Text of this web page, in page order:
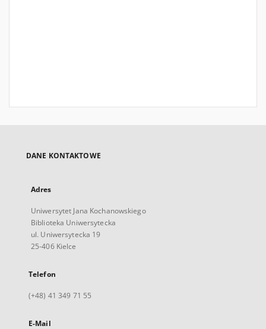
DANE KONTAKTOWE
Adres
Uniwersytet Jana Kochanowskiego
Biblioteka Uniwersytecka
ul. Uniwersytecka 19
25-406 Kielce
Telefon
(+48) 41 349 71 55
E-Mail